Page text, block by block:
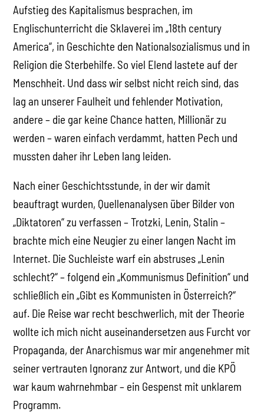
Aufstieg des Kapitalismus besprachen, im
Englischunterricht die Sklaverei im „18th century
America“, in Geschichte den Nationalsozialismus und in
Religion die Sterbehilfe. So viel Elend lastete auf der
Menschheit. Und dass wir selbst nicht reich sind, das
lag an unserer Faulheit und fehlender Motivation,
andere – die gar keine Chance hatten, Millionär zu
werden – waren einfach verdammt, hatten Pech und
mussten daher ihr Leben lang leiden.
Nach einer Geschichtsstunde, in der wir damit
beauftragt wurden, Quellenanalysen über Bilder von
„Diktatoren“ zu verfassen – Trotzki, Lenin, Stalin –
brachte mich eine Neugier zu einer langen Nacht im
Internet. Die Suchleiste warf ein abstruses „Lenin
schlecht?“ – folgend ein „Kommunismus Definition“ und
schließlich ein „Gibt es Kommunisten in Österreich?“
auf. Die Reise war recht beschwerlich, mit der Theorie
wollte ich mich nicht auseinandersetzen aus Furcht vor
Propaganda, der Anarchismus war mir angenehmer mit
seiner vertrauten Ignoranz zur Antwort, und die KPÖ
war kaum wahrnehmbar – ein Gespenst mit unklarem
Programm.